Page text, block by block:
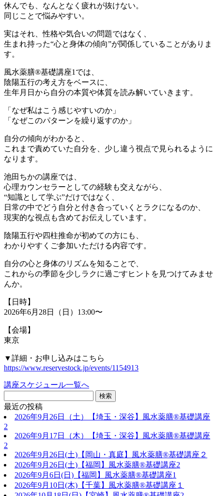
休んでも、なんとなく疲れが抜けない。
同じことで悩みやすい。
実はそれ、性格や気合いの問題ではなく、
生まれ持った“心と身体の傾向”が関係していることがありま
す。
風水薬膳®︎基礎講座1では、
陰陽五行の考え方をベースに、
生年月日から自分の本質や体質を読み解いていきます。
「なぜ私はこう感じやすいのか」
「なぜこのパターンを繰り返すのか」
自分の傾向がわかると、
これまで責めていた自分を、少し違う視点で見られるように
なります。
池田ちかの講座では、
心理カウンセラーとしての経験も交えながら、
“知識として学ぶ”だけではなく、
日常の中でどう自分と付き合っていくとラクになるのか、
現実的な視点も含めてお伝えしています。
陰陽五行や四柱推命が初めての方にも、
わかりやすくご参加いただける内容です。
自分の心と身体のリズムを知ることで、
これからの季節を少しラクに過ごすヒントを見つけてみませ
んか。
【日時】
2026年6月28日（日）13:00〜
【会場】
東京
▼詳細・お申し込みはこちら
https://www.reservestock.jp/events/1154913
講座スケジュール一覧へ
最近の投稿
2026年9月26日（土）【埼玉・深谷】風水薬膳®基礎講座
2
2026年9月17日（木）【埼玉・深谷】風水薬膳®基礎講座
2
2026年9月26日(土)【岡山・真庭】風水薬膳®基礎講座２
2026年9月26日(土)【福岡】風水薬膳®︎基礎講座2
2026年9月6日(日)【福岡】風水薬膳®︎基礎講座1
2026年9月10日(木)【千葉】風水薬膳®︎基礎講座１